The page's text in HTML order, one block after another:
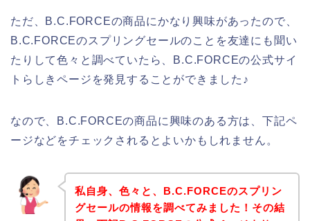
ただ、B.C.FORCEの商品にかなり興味があったので、
B.C.FORCEのスプリングセールのことを友達にも聞い
たりして色々と調べていたら、B.C.FORCEの公式サイ
トらしきページを発見することができました♪
なので、B.C.FORCEの商品に興味のある方は、下記ペ
ージなどをチェックされるとよいかもしれません。
私自身、色々と、B.C.FORCEのスプリン
グセールの情報を調べてみました！その結